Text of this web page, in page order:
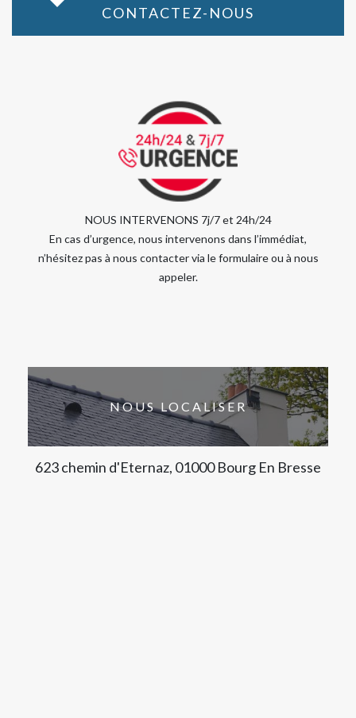
CONTACTEZ-NOUS
NOUS INTERVENONS 7j/7 et 24h/24
En cas d’urgence, nous intervenons dans l’immédiat,
n’hésitez pas à nous contacter via le formulaire ou à nous
appeler.
NOUS LOCALISER
623 chemin d'Eternaz, 01000 Bourg En Bresse